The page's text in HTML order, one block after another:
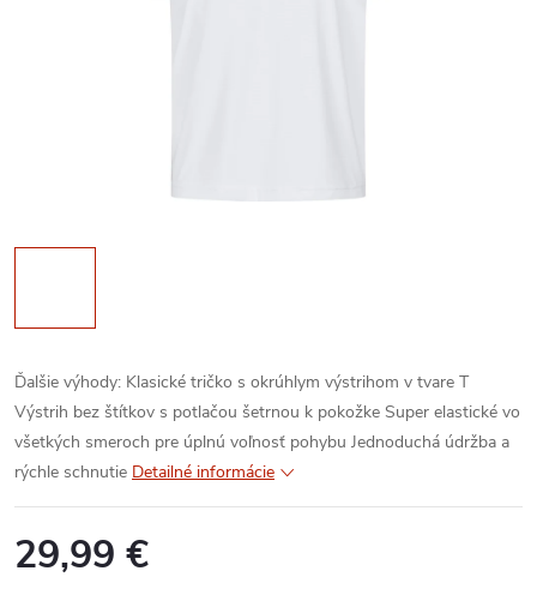
Ďalšie výhody: Klasické tričko s okrúhlym výstrihom v tvare T
Výstrih bez štítkov s potlačou šetrnou k pokožke Super elastické vo
všetkých smeroch pre úplnú voľnosť pohybu Jednoduchá údržba a
rýchle schnutie Detailné informácie
29,99 €